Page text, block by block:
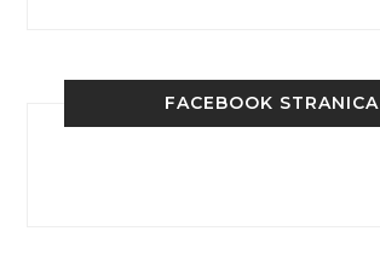
FACEBOOK STRANICA